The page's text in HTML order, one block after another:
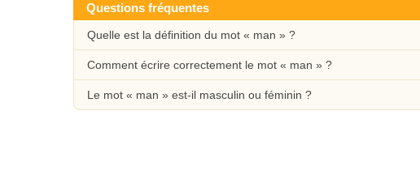
Questions fréquentes
Quelle est la définition du mot « man » ?
Comment écrire correctement le mot « man » ?
Le mot « man » est-il masculin ou féminin ?